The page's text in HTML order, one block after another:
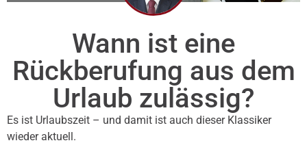
Wann ist eine
Rückberufung aus dem
Urlaub zulässig?
Es ist Urlaubszeit – und damit ist auch dieser Klassiker
wieder aktuell.